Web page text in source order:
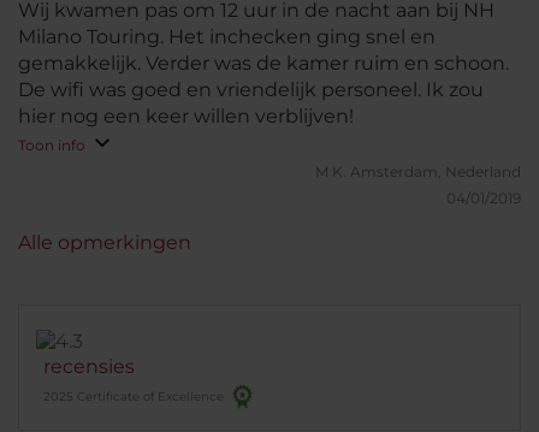
Wij kwamen pas om 12 uur in de nacht aan bij NH
Milano Touring. Het inchecken ging snel en
gemakkelijk. Verder was de kamer ruim en schoon.
De wifi was goed en vriendelijk personeel. Ik zou
hier nog een keer willen verblijven!
Toon info
M K. Amsterdam, Nederland
04/01/2019
recensies
2025 Certificate of Excellence
Alle opmerkingen